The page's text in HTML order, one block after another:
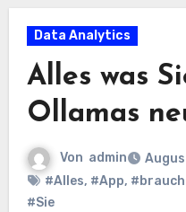
Data Analytics
Alles was
Ollamas
Von admin
#Alles, #App,
#Sie